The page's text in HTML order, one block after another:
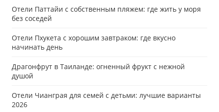
Отели Паттайи с собственным пляжем: где жить у моря
без соседей
Отели Пхукета с хорошим завтраком: где вкусно
начинать день
Драгонфрут в Таиланде: огненный фрукт с нежной
душой
Отели Чианграя для семей с детьми: лучшие варианты
2026